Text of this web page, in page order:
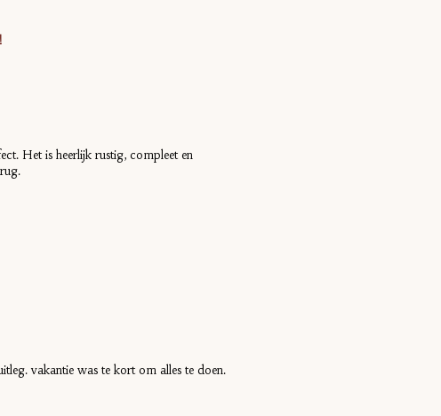
Het is heerlijk rustig, compleet en
vakantie was te kort om alles te doen.